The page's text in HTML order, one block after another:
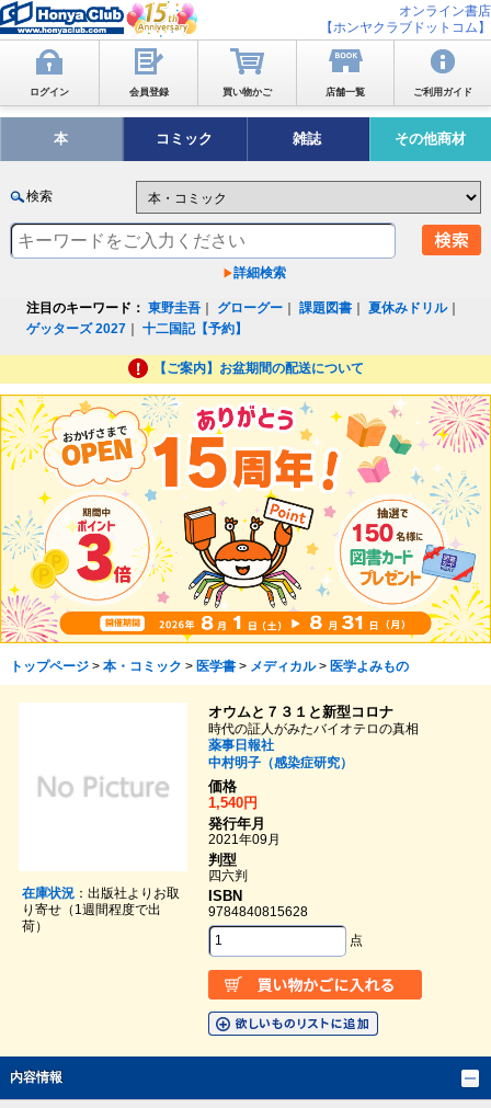
オンライン書店
【ホンヤクラブドットコム】
ログイン 会員登録 買い物かご 店舗一覧 ご利用ガイド
本 コミック 雑誌 その他商材
検索
詳細検索
注目のキーワード： 東野圭吾 グローグー ｜課題図書 ｜夏休みドリル｜
ゲッターズ 2027 ｜十二国記【予約】
【ご案内】お盆期間の配送について
トップページ> 本・コミック > 医学書> メディカル> 医学よみもの
在庫状況：出版社よりお取
り寄せ（1週間程度で出
荷）
オウムと７３１と新型コロナ
時代の証人がみたバイオテロの真相
薬事日報社
中村明子（感染症研究）
価格
1,540円
発行年月
2021年09月
判型
四六判
ISBN
9784840815628
点
内容情報